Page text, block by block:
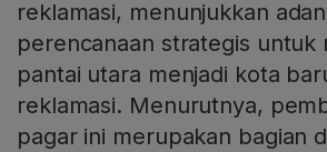
reklamasi, menunjukkan
perencanaan strategis untuk
pantai utara menjadi kota
reklamasi. Menurutnya,
pagar ini merupakan bagian